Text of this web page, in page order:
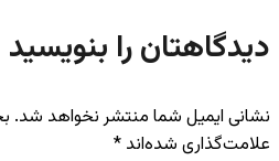
دیدگاهتان را بنویسید
نشانی ایمیل شما منتشر نخواهد شد.
علامت‌گذاری شده‌اند *